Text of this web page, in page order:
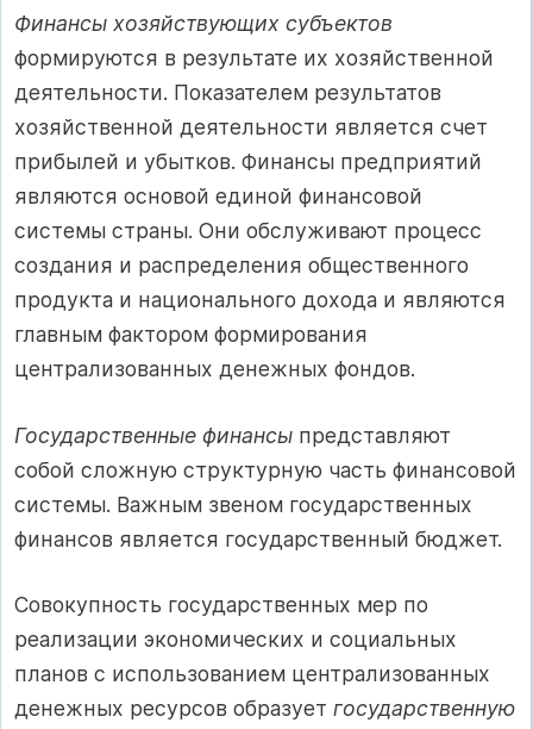
Финансы хозяйствующих субъектов
формируются в результате их хозяйственной
деятельности. Показателем результатов
хозяйственной деятельности является счет
прибылей и убытков. Финансы предприятий
являются основой единой финансовой
системы страны. Они обслуживают процесс
создания и распределения общественного
продукта и национального дохода и являются
главным фактором формирования
централизованных денежных фондов.
Государственные финансы представляют
собой сложную структурную часть финансовой
системы. Важным звеном государственных
финансов является государственный бюджет.
Совокупность государственных мер по
реализации экономических и социальных
планов с использованием централизованных
денежных ресурсов образует государственную